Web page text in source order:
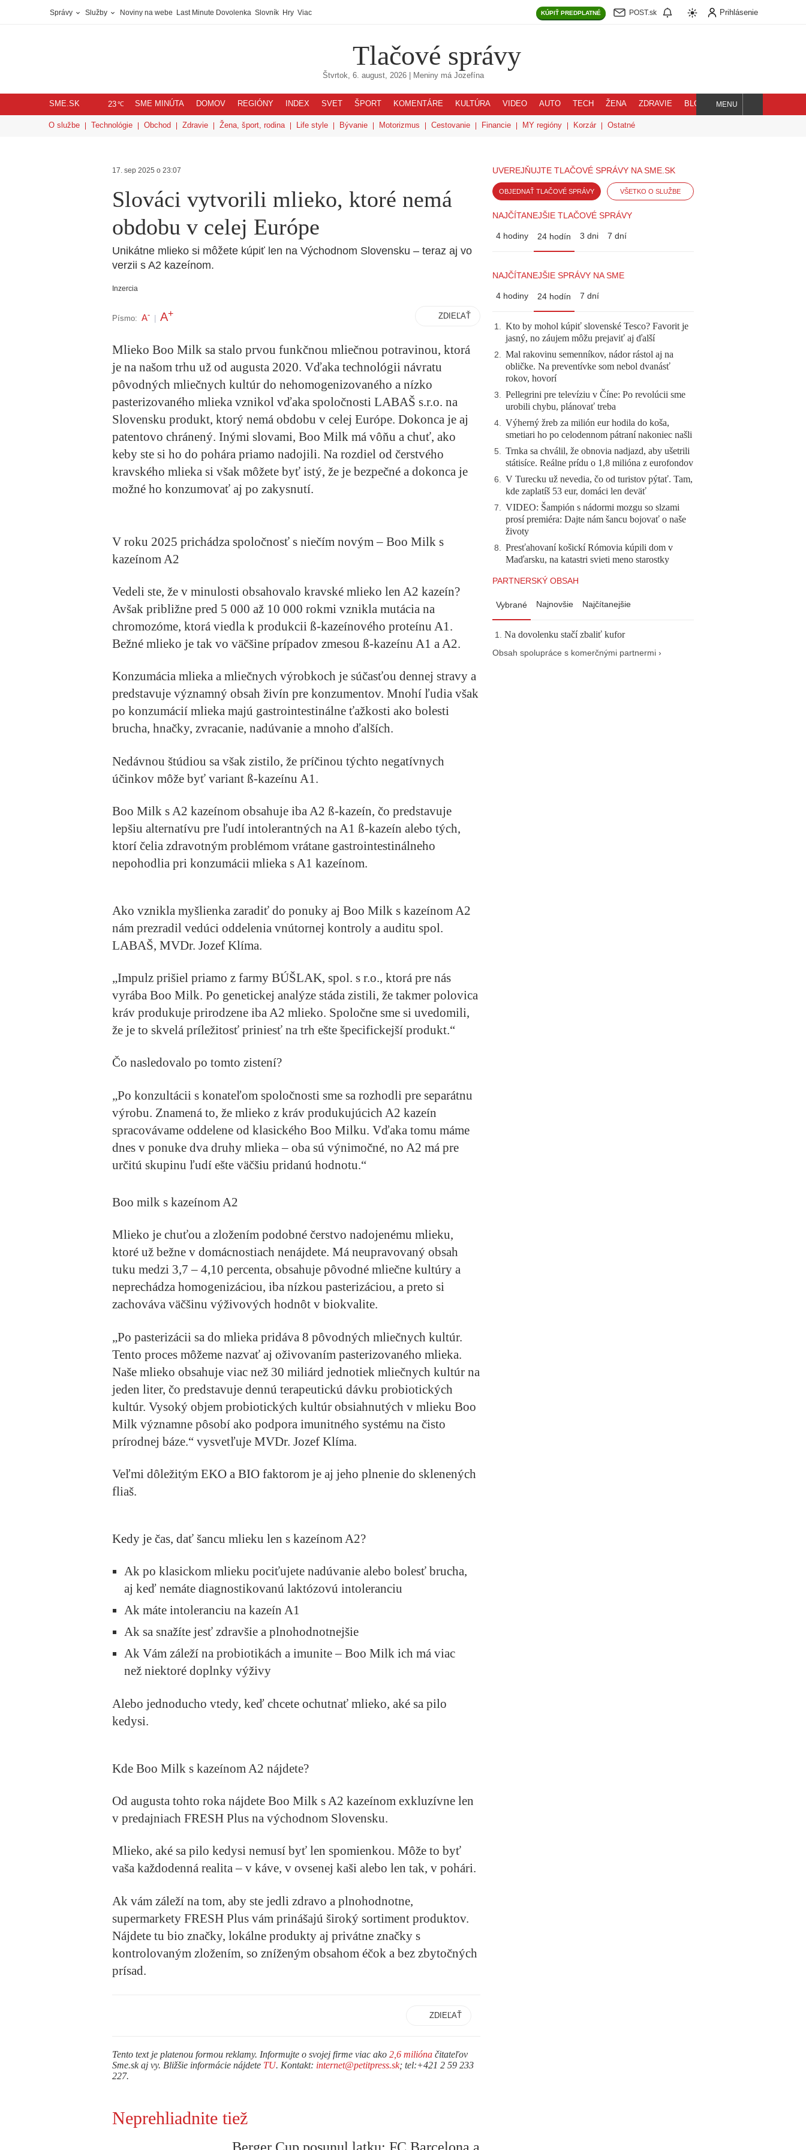
Správy Služby Noviny na webe Last Minute Dovolenka Slovník Hry Viac KÚPIŤ PREDPLATNÉ POST.sk Prihlásenie
Tlačové správy
Štvrtok, 6. august, 2026| Meniny má Jozefína
SME.SK 23℃ SME MINÚTA DOMOV REGIÓNY INDEX SVET ŠPORT KOMENTÁRE KULTÚRA VIDEO AUTO TECH ŽENA ZDRAVIE BLOG
Hľadaj
MENU
O službe Technológie Obchod Zdravie Žena, šport, rodina Life style Bývanie Motorizmus Cestovanie Financie MY regióny Korzár Ostatné
17. sep 2025 o 23:07
Slováci vytvorili mlieko, ktoré nemá
obdobu v celej Európe
Unikátne mlieko si môžete kúpiť len na Východnom Slovensku – teraz aj vo
verzii s A2 kazeínom.
Inzercia
Písmo: A- A+ ZDIEĽAŤ
Mlieko Boo Milk sa stalo prvou funkčnou mliečnou potravinou, ktorá
je na našom trhu už od augusta 2020. Vďaka technológii návratu
pôvodných mliečnych kultúr do nehomogenizovaného a nízko
pasterizovaného mlieka vznikol vďaka spoločnosti LABAŠ s.r.o. na
Slovensku produkt, ktorý nemá obdobu v celej Európe. Dokonca je aj
patentovo chránený. Inými slovami, Boo Milk má vôňu a chuť, ako
keby ste si ho do pohára priamo nadojili. Na rozdiel od čerstvého
kravského mlieka si však môžete byť istý, že je bezpečné a dokonca je
možné ho konzumovať aj po zakysnutí.
V roku 2025 prichádza spoločnosť s niečím novým – Boo Milk s
kazeínom A2
Vedeli ste, že v minulosti obsahovalo kravské mlieko len A2 kazeín?
Avšak približne pred 5 000 až 10 000 rokmi vznikla mutácia na
chromozóme, ktorá viedla k produkcii ß-kazeínového proteínu A1.
Bežné mlieko je tak vo väčšine prípadov zmesou ß-kazeínu A1 a A2.
Konzumácia mlieka a mliečnych výrobkoch je súčasťou dennej stravy a
predstavuje významný obsah živín pre konzumentov. Mnohí ľudia však
po konzumácií mlieka majú gastrointestinálne ťažkosti ako bolesti
brucha, hnačky, zvracanie, nadúvanie a mnoho ďalších.
Nedávnou štúdiou sa však zistilo, že príčinou týchto negatívnych
účinkov môže byť variant ß-kazeínu A1.
Boo Milk s A2 kazeínom obsahuje iba A2 ß-kazeín, čo predstavuje
lepšiu alternatívu pre ľudí intolerantných na A1 ß-kazeín alebo tých,
ktorí čelia zdravotným problémom vrátane gastrointestinálneho
nepohodlia pri konzumácii mlieka s A1 kazeínom.
Ako vznikla myšlienka zaradiť do ponuky aj Boo Milk s kazeínom A2
nám prezradil vedúci oddelenia vnútornej kontroly a auditu spol.
LABAŠ, MVDr. Jozef Klíma.
„Impulz prišiel priamo z farmy BÚŠLAK, spol. s r.o., ktorá pre nás
vyrába Boo Milk. Po genetickej analýze stáda zistili, že takmer polovica
kráv produkuje prirodzene iba A2 mlieko. Spoločne sme si uvedomili,
že je to skvelá príležitosť priniesť na trh ešte špecifickejší produkt.“
Čo nasledovalo po tomto zistení?
„Po konzultácii s konateľom spoločnosti sme sa rozhodli pre separátnu
výrobu. Znamená to, že mlieko z kráv produkujúcich A2 kazeín
spracovávame oddelene od klasického Boo Milku. Vďaka tomu máme
dnes v ponuke dva druhy mlieka – oba sú výnimočné, no A2 má pre
určitú skupinu ľudí ešte väčšiu pridanú hodnotu.“
Boo milk s kazeínom A2
Mlieko je chuťou a zložením podobné čerstvo nadojenému mlieku,
ktoré už bežne v domácnostiach nenájdete. Má neupravovaný obsah
tuku medzi 3,7 – 4,10 percenta, obsahuje pôvodné mliečne kultúry a
neprechádza homogenizáciou, iba nízkou pasterizáciou, a preto si
zachováva väčšinu výživových hodnôt v biokvalite.
„Po pasterizácii sa do mlieka pridáva 8 pôvodných mliečnych kultúr.
Tento proces môžeme nazvať aj oživovaním pasterizovaného mlieka.
Naše mlieko obsahuje viac než 30 miliárd jednotiek mliečnych kultúr na
jeden liter, čo predstavuje dennú terapeutickú dávku probiotických
kultúr. Vysoký objem probiotických kultúr obsiahnutých v mlieku Boo
Milk významne pôsobí ako podpora imunitného systému na čisto
prírodnej báze.“ vysvetľuje MVDr. Jozef Klíma.
Veľmi dôležitým EKO a BIO faktorom je aj jeho plnenie do sklenených
fliaš.
Kedy je čas, dať šancu mlieku len s kazeínom A2?
Ak po klasickom mlieku pociťujete nadúvanie alebo bolesť brucha,
aj keď nemáte diagnostikovanú laktózovú intoleranciu
Ak máte intoleranciu na kazeín A1
Ak sa snažíte jesť zdravšie a plnohodnotnejšie
Ak Vám záleží na probiotikách a imunite – Boo Milk ich má viac
než niektoré doplnky výživy
Alebo jednoducho vtedy, keď chcete ochutnať mlieko, aké sa pilo
kedysi.
Kde Boo Milk s kazeínom A2 nájdete?
Od augusta tohto roka nájdete Boo Milk s A2 kazeínom exkluzívne len
v predajniach FRESH Plus na východnom Slovensku.
Mlieko, aké sa pilo kedysi nemusí byť len spomienkou. Môže to byť
vaša každodenná realita – v káve, v ovsenej kaši alebo len tak, v pohári.
Ak vám záleží na tom, aby ste jedli zdravo a plnohodnotne,
supermarkety FRESH Plus vám prinášajú široký sortiment produktov.
Nájdete tu bio značky, lokálne produkty aj privátne značky s
kontrolovaným zložením, so zníženým obsahom éčok a bez zbytočných
prísad.
ZDIEĽAŤ
Tento text je platenou formou reklamy. Informujte o svojej firme viac ako 2,6 milióna čitateľov
Sme.sk aj vy. Bližšie informácie nájdete TU. Kontakt: internet@petitpress.sk; tel:+421 2 59 233
227.
UVEREJŇUJTE TLAČOVÉ SPRÁVY NA SME.SK
OBJEDNAŤ TLAČOVÉ SPRÁVY VŠETKO O SLUŽBE
NAJČÍTANEJŠIE TLAČOVÉ SPRÁVY
4 hodiny 24 hodín 3 dni 7 dní
NAJČÍTANEJŠIE SPRÁVY NA SME
4 hodiny 24 hodín 7 dní
1. Kto by mohol kúpiť slovenské Tesco? Favorit je
jasný, no záujem môžu prejaviť aj ďalší
2. Mal rakovinu semenníkov, nádor rástol aj na
obličke. Na preventívke som nebol dvanásť
rokov, hovorí
3. Pellegrini pre televíziu v Číne: Po revolúcii sme
urobili chybu, plánovať treba
4. Výherný žreb za milión eur hodila do koša,
smetiari ho po celodennom pátraní nakoniec našli
5. Trnka sa chválil, že obnovia nadjazd, aby ušetrili
státisíce. Reálne prídu o 1,8 milióna z eurofondov
6. V Turecku už nevedia, čo od turistov pýtať. Tam,
kde zaplatíš 53 eur, domáci len deväť
7. VIDEO: Šampión s nádormi mozgu so slzami
prosí premiéra: Dajte nám šancu bojovať o naše
životy
8. Presťahovaní košickí Rómovia kúpili dom v
Maďarsku, na katastri svieti meno starostky
PARTNERSKÝ OBSAH
Vybrané Najnovšie Najčítanejšie
Na dovolenku stačí zbaliť kufor
Obsah spolupráce s komerčnými partnermi ›
Neprehliadnite tiež
Berger Cup posunul latku: FC Barcelona a